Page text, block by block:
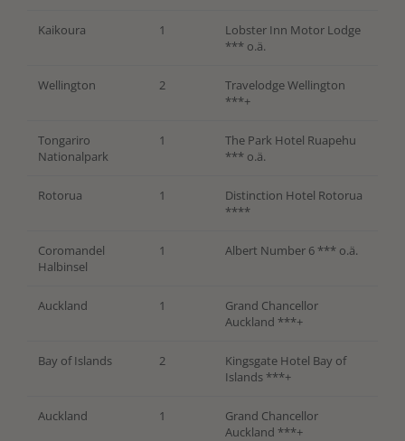
Kaikoura 1
Lobster Inn Motor Lodge
*** o.ä.
Wellington 2
Travelodge Wellington
***+
Tongariro
Nationalpark
1
The Park Hotel Ruapehu
*** o.ä.
Rotorua 1
Distinction Hotel Rotorua
****
Coromandel
Halbinsel
1 Albert Number 6 *** o.ä.
Auckland 1
Grand Chancellor
Auckland ***+
Bay of Islands 2
Kingsgate Hotel Bay of
Islands ***+
Auckland 1
Grand Chancellor
Auckland ***+